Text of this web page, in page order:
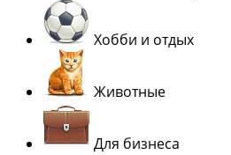
Хобби и отдых
Животные
Для бизнеса